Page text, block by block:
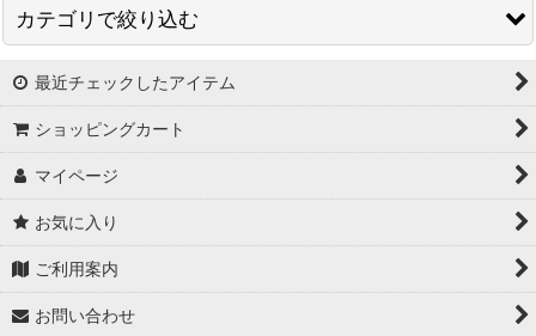
カテゴリで絞り込む
雑貨屋アリスの白うさぎ
最近チェックしたアイテム
ショッピングカート
マイページ
お気に入り
ご利用案内
お問い合わせ